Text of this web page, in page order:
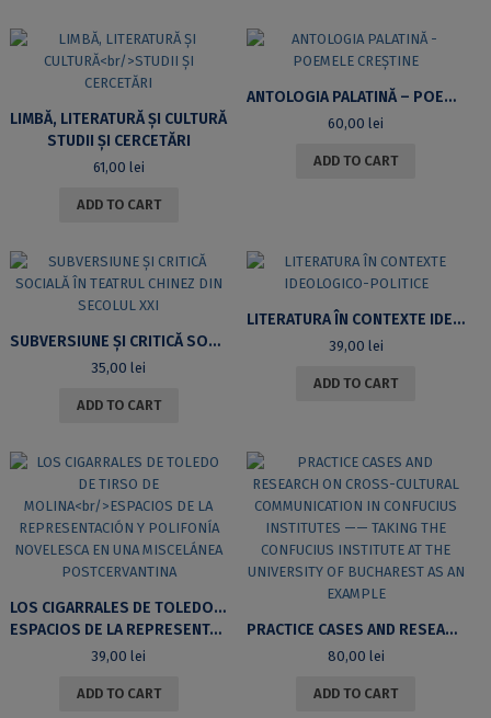
LIMBĂ, LITERATURĂ ȘI CULTURĂ
STUDII ȘI CERCETĂRI
61,00 lei
ADD TO CART
ANTOLOGIA PALATINĂ – POEMELE CREȘTINE
60,00lei
ADD TO CART
SUBVERSIUNE ȘI CRITICĂ SOCIALĂ ÎN TEATRUL CHINEZ DIN SECOLUL XXI
35,00lei
ADD TO CART
LITERATURA ÎN CONTEXTE IDEOLOGICO-POLITICE
39,00 lei
ADD TO CART
LOS CIGARRALES DE TOLEDO DE TIRSO DE MOLINA
ESPACIOS DE LA REPRESENTACIÓN Y POLIFONÍA NOVELESCA EN UNA MISCELÁNEA POSTCERVANTINA
39,00lei
ADD TO CART
PRACTICE CASES AND RESEARCH ON CROSS-CULTURAL COMMUNICATION IN CONFUCIUS INSTITUTES —— TAKING THE CONFUCIUS INSTITUTE AT THE UNIVERSITY OF BUCHAREST AS AN EXAMPLE
80,00 lei
ADD TO CART